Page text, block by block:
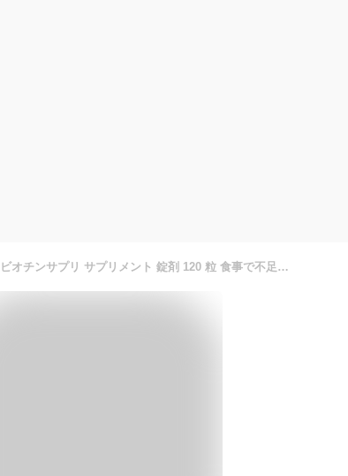
ヒックス タンパク質 ビオチンサプリ サプリメント 錠剤 120 粒 食事で不足 プロテイン サプリ ビオチン 亜鉛 白髪 lリジン インナーケア 必須 アミノ酸 日本製 国産 内服薬 ビタミン B C 葉酸 男性 女性 メンズ ハリコシ 栄養補給 頭皮 ケア 更年期 産後 保湿 hx00300001